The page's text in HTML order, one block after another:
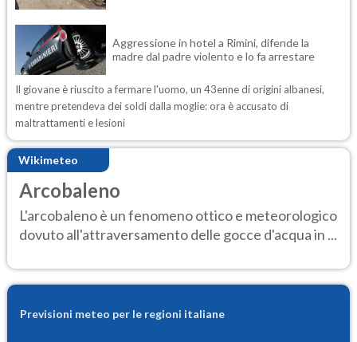
Aggressione in hotel a Rimini, difende la
madre dal padre violento e lo fa arrestare
Il giovane è riuscito a fermare l'uomo, un 43enne di origini albanesi,
mentre pretendeva dei soldi dalla moglie: ora è accusato di
maltrattamenti e lesioni
Wikimeteo
Arcobaleno
L'arcobaleno è un fenomeno ottico e meteorologico
dovuto all'attraversamento delle gocce d'acqua in ...
Previsioni meteo per le regioni italiane